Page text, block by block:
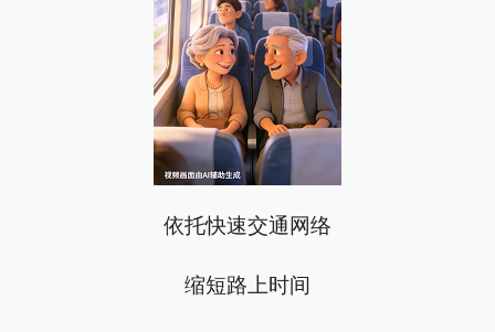
依托快速交通网络
缩短路上时间